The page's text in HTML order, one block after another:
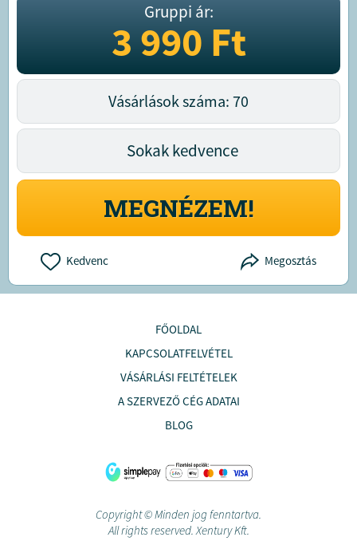
Gruppi ár:
3 990Ft
Vásárlások száma: 70
Sokak kedvence
MEGNÉZEM!
Kedvenc Megosztás
FŐOLDAL
KAPCSOLATFELVÉTEL
VÁSÁRLÁSI FELTÉTELEK
A SZERVEZŐ CÉG ADATAI
BLOG
Copyright © Minden jog fenntartva.
All rights reserved. Xentury Kft.